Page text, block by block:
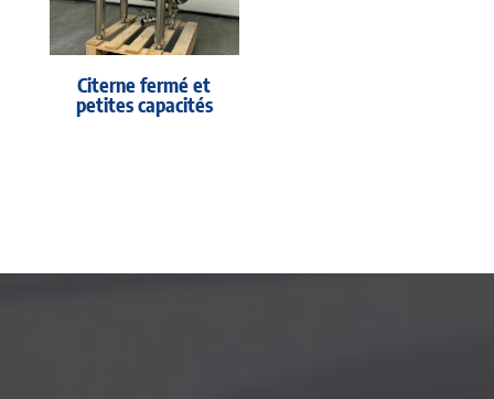
Citerne fermé et
petites capacités